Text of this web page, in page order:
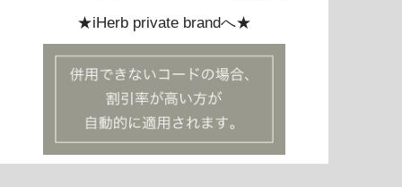
★iHerb private brandへ★